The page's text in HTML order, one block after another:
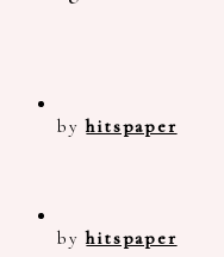
byhitspaper
byhitspaper